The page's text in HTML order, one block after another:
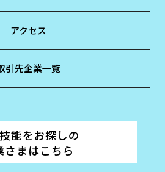
アクセス
引先企業一覧
能をお探しの
さまはこちら